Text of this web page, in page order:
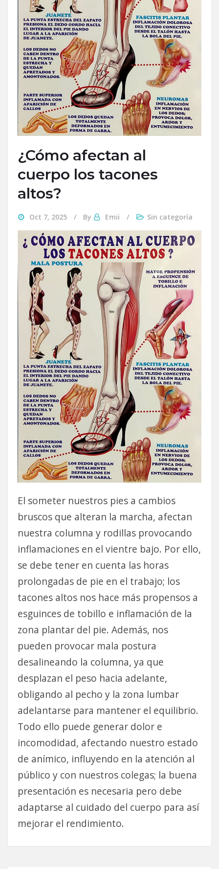
¿Cómo afectan al
cuerpo los tacones
altos?
Oct 7, 2025 By Emii Sin categoría
El someter nuestros pies a cambios
bruscos que alteran la marcha, afectan
nuestra columna y rodillas provocando
inflamaciones en el vientre bajo. Por ello,
se debe tener en cuenta las horas
prolongadas de pie en el trabajo; los
tacones altos nos hace más propensos a
esguinces de tobillo e inflamación de la
zona plantar del pie. Además, nos
pueden provocar mala postura
desalineando la columna, ya que
desplazan el peso hacia adelante,
obligando al pecho y la zona lumbar
adelantarse para mantener el equilibrio.
Todo ello puede generar dolor e
incomodidad, afectando nuestro estado
de anímico, influyendo en la atención al
público y con nuestros colegas; la buena
presentación es necesaria pero debe
adaptarse al cuidado del cuerpo para así
mejorar el rendimiento.